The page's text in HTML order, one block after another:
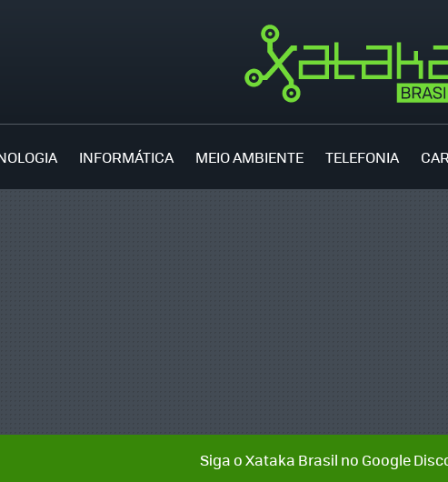
INFORMÁTICA MEIO AMBIENTE TELEFONIA
Siga o Xataka Brasil no Google